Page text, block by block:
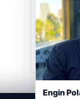
Hastaş
Mayıs 26,
Engin